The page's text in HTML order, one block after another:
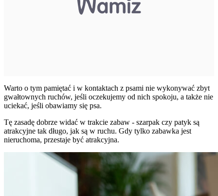
Warto o tym pamiętać i w kontaktach z psami nie wykonywać zbyt
gwałtownych ruchów, jeśli oczekujemy od nich spokoju, a także nie
uciekać, jeśli obawiamy się psa.
Tę zasadę dobrze widać w trakcie zabaw - szarpak czy patyk są
atrakcyjne tak długo, jak są w ruchu. Gdy tylko zabawka jest
nieruchoma, przestaje być atrakcyjna.